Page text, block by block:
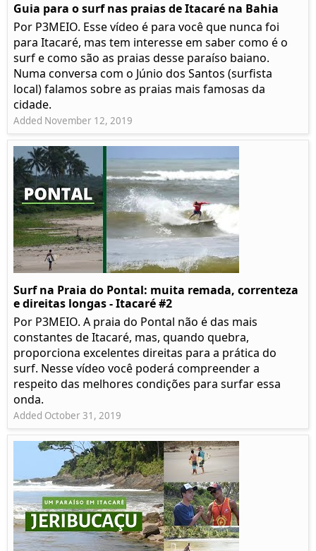
Guia para o surf nas praias de Itacaré na Bahia
Por P3MEIO. Esse vídeo é para você que nunca foi
para Itacaré, mas tem interesse em saber como é o
surf e como são as praias desse paraíso baiano.
Numa conversa com o Júnio dos Santos (surfista
local) falamos sobre as praias mais famosas da
cidade.
Added November 12, 2019
Surf na Praia do Pontal: muita remada, correnteza
e direitas longas - Itacaré #2
Por P3MEIO. A praia do Pontal não é das mais
constantes de Itacaré, mas, quando quebra,
proporciona excelentes direitas para a prática do
surf. Nesse vídeo você poderá compreender a
respeito das melhores condições para surfar essa
onda.
Added October 31, 2019